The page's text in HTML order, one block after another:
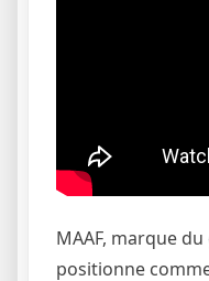
MAAF, marque
positionne